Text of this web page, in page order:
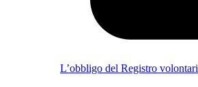
L’obbligo del Registro volontari